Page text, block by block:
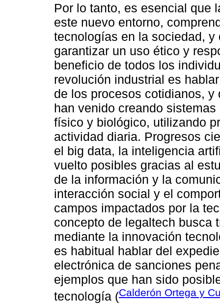
Por lo tanto, es esencial que
este nuevo entorno,
tecnologías en la sociedad,
garantizar un uso ético y
beneficio de todos los
revolución industrial es
de los procesos cotidianos,
han venido creando
físico y biológico, utilizando
actividad diaria. Progresos
el big data, la inteligencia
vuelto posibles gracias al
de la información y la
interacción social y el
campos impactados por la
concepto de legaltech busca
mediante la innovación
es habitual hablar del
electrónica de sanciones
ejemplos que han sido
tecnología (Calderón Ortega y